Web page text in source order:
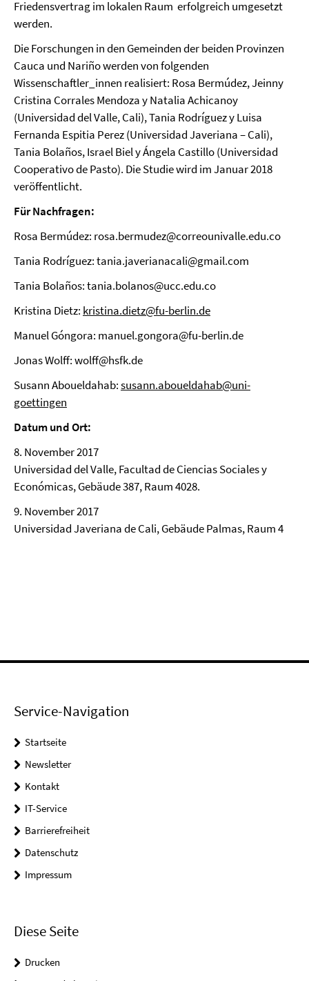
Friedensvertrag im lokalen Raum erfolgreich umgesetzt
werden.
Die Forschungen in den Gemeinden der beiden Provinzen
Cauca und Nariño werden von folgenden
Wissenschaftler_innen realisiert: Rosa Bermúdez, Jeinny
Cristina Corrales Mendoza y Natalia Achicanoy
(Universidad del Valle, Cali), Tania Rodríguez y Luisa
Fernanda Espitia Perez (Universidad Javeriana – Cali),
Tania Bolaños, Israel Biel y Ángela Castillo (Universidad
Cooperativo de Pasto). Die Studie wird im Januar 2018
veröffentlicht.
Für Nachfragen:
Rosa Bermúdez: rosa.bermudez@correounivalle.edu.co
Tania Rodríguez: tania.javerianacali@gmail.com
Tania Bolaños: tania.bolanos@ucc.edu.co
Kristina Dietz: kristina.dietz@fu-berlin.de
Manuel Góngora: manuel.gongora@fu-berlin.de
Jonas Wolff: wolff@hsfk.de
Susann Aboueldahab:susann.aboueldahab@uni-
goettingen
Datum und Ort:
8. November 2017
Universidad del Valle, Facultad de Ciencias Sociales y
Económicas, Gebäude 387, Raum 4028.
9. November 2017
Universidad Javeriana de Cali, Gebäude Palmas, Raum 4
Service-Navigation
Startseite
Newsletter
Kontakt
IT-Service
Barrierefreiheit
Datenschutz
Impressum
Diese Seite
Drucken